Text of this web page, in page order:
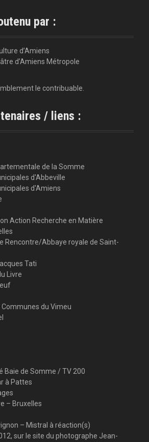
par :
d’Amiens
d’Amiens Métropole
le contribuable.
/ liens :
de la Somme
d'Abbeville
d'Amiens
Action Recherche en Matière
Rencontre/Abbaye royale de Saint-
Tati
Livre
du Vimeu
Baie de Somme / TV 200
à Pattes
– Bruxelles
– Mistral à réaction(s)
sur le site du photographe Jean-